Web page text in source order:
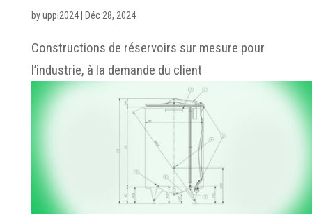
byuppi2024| Déc 28, 2024
Constructions de réservoirs sur mesure pour
l’industrie, à la demande du client